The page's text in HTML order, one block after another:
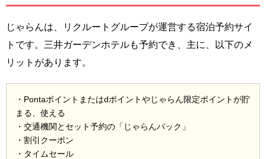
じゃらんは、リクルートグループが運営する宿泊予約サイ
トです。三井ガーデンホテルも予約でき、主に、以下のメ
リットがあります。
・Pontaポイントまたはdポイントやじゃらん限定ポイントが貯
まる、使える
・交通機関とセット予約の「じゃらんパック」
・割引クーポン
・タイムセール